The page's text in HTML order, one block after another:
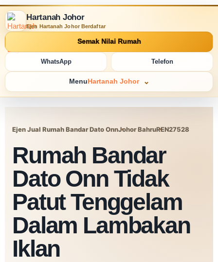
Hartanah Johor
Ejen Hartanah Johor Berdaftar
Semak Nilai Rumah
WhatsApp Telefon
Menu Hartanah Johor
Ejen Jual Rumah Bandar Dato OnnJohor BahruREN27528
Rumah Bandar
Dato Onn Tidak
Patut Tenggelam
Dalam Lambakan
Iklan